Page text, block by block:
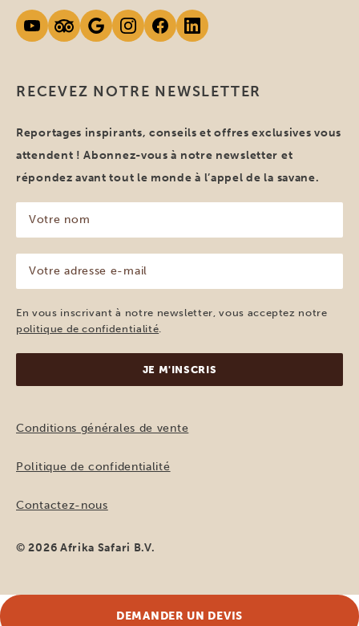
RECEVEZ NOTRE NEWSLETTER
Reportages inspirants, conseils et offres exclusives vous
attendent ! Abonnez-vous à notre newsletter et
répondez avant tout le monde à l’appel de la savane.
nom
(Nécessaire)
adresse
e-
mail
(Nécessaire)
En vous inscrivant à notre newsletter, vous acceptez notre
politique de confidentialité.
Conditions générales de vente
Politique de confidentialité
Contactez-nous
© 2026 Afrika Safari B.V.
DEMANDER UN DEVIS